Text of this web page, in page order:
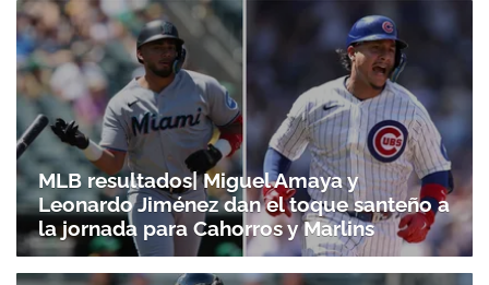
MLB resultados| Miguel Amaya y
Leonardo Jiménez dan el toque santeño a
la jornada para Cahorros y Marlins